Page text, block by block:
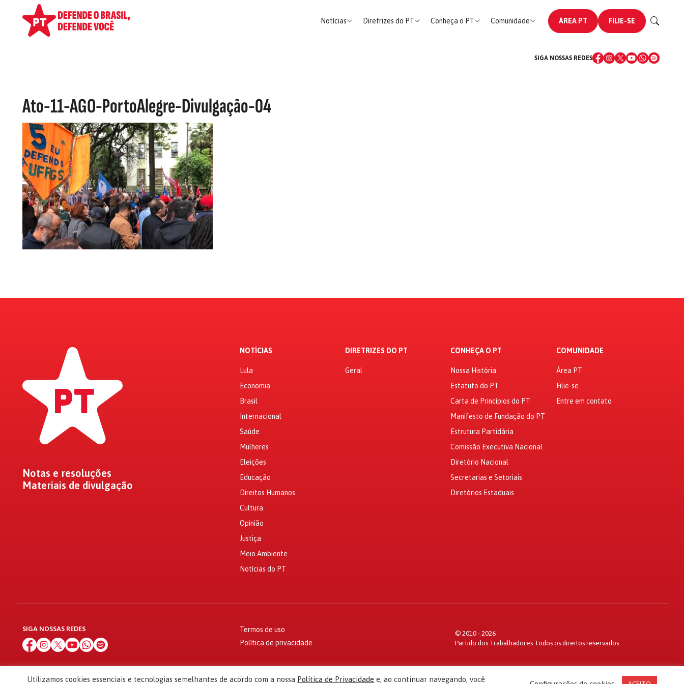
Notícias Diretrizes do PT Conheça o PT Comunidade ÁREA PT FILIE-SE
SIGA NOSSAS REDES
Ato-11-AGO-PortoAlegre-Divulgação-04
Notas e resoluções
Materiais de divulgação
NOTÍCIAS
Lula
Economia
Brasil
Internacional
Saúde
Mulheres
Eleições
Educação
Direitos Humanos
Cultura
Opinião
Justiça
Meio Ambiente
Notícias do PT
DIRETRIZES DO PT
Geral
CONHEÇA O PT
Nossa História
Estatuto do PT
Carta de Princípios do PT
Manifesto de Fundação do PT
Estrutura Partidária
Comissão Executiva Nacional
Diretório Nacional
Secretarias e Setoriais
Diretórios Estaduais
COMUNIDADE
Área PT
Filie-se
Entre em contato
SIGA NOSSAS REDES
Termos de uso
Política de privacidade
© 2010 - 2026
Partido dos Trabalhadores Todos os direitos reservados
Utilizamos cookies essenciais e tecnologias semelhantes de acordo com a nossa Política de Privacidade e, ao continuar navegando, você